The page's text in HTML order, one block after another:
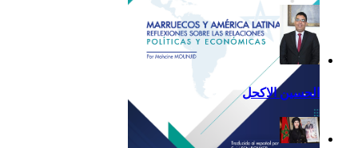
الحسين الاكحل